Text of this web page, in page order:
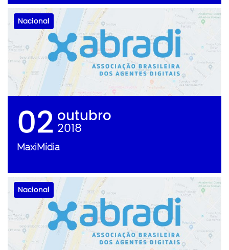
Nacional
02 outubro
2018
MaxiMídia
Nacional